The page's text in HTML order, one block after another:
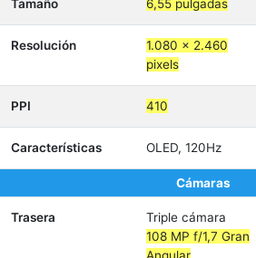
Tamaño 6,55 pulgadas
Resolución
1.080 x 2.460
pixels
PPI 410
Características OLED, 120Hz
Cámaras
Trasera
Triple cámara
108 MP f/1,7 Gran